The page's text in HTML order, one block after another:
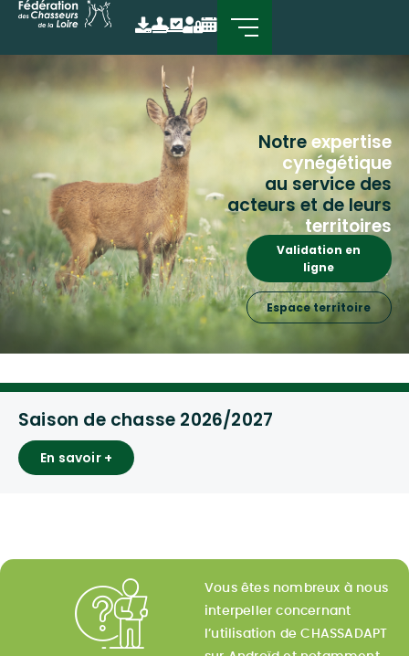
Notreexpertise
cynégétique
au service des
acteurs et de leurs
territoires
Espace territoire
Validation en
ligne
Saison de chasse 2026/2027
En savoir +
Vous êtes nombreux à nous
interpeller concernant
l’utilisation de CHASSADAPT